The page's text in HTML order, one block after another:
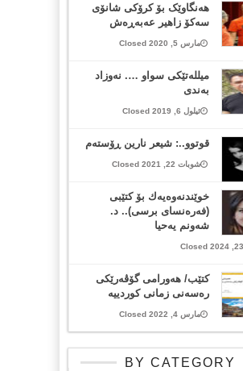
هەنگاوێک بۆ کرۆکی شانۆی
سەکۆ زا‌هیر عەبەڕەش
مارس 5, 2020 Closed
میللەتێکی سواو …. نەوزاد
بەندی
ئیلول 6, 2019 Closed
قوتوو..: شیعر نارین ڕۆستەم
شوبات 22, 2021 Closed
خوێندنه‌وه‌یه‌ك بۆ كتێبی
(فه‌ره‌نسای برسی).. د.
شەونم یەحیا
کتێب/ هەورامی گۆڤەرێکی
رەسەنی زمانی کوردییە
مارس 4, 2022 Closed
BY CATEGORY